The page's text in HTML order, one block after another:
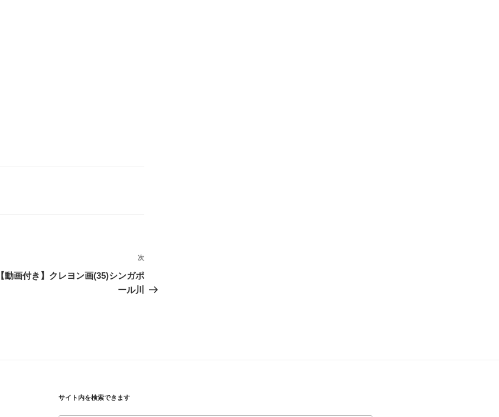
次
の
投
次
【動画付き】クレヨン画(35)シンガポ
ール川
サイト内を検索できます